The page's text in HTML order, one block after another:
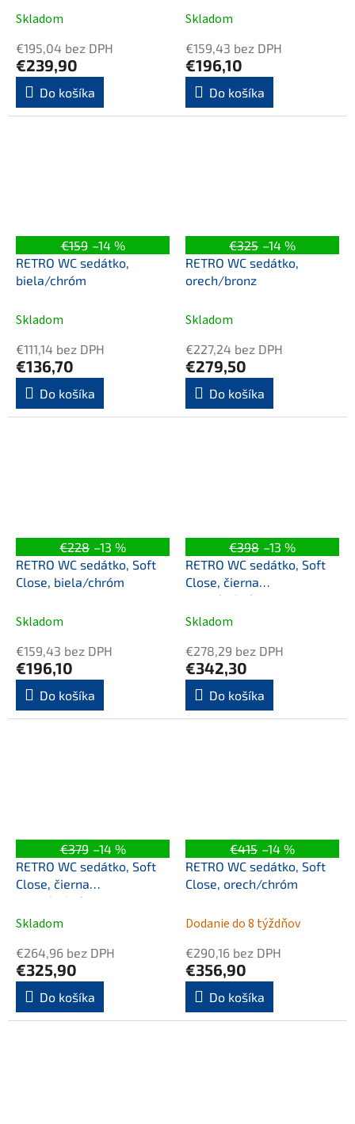
Skladom
€195,04 bez DPH
€239,90
Do košíka
Skladom
€159,43 bez DPH
€196,10
Do košíka
€159 –14 %
RETRO WC sedátko,
biela/chróm
Skladom
€111,14 bez DPH
€136,70
Do košíka
€325 –14 %
RETRO WC sedátko,
orech/bronz
Skladom
€227,24 bez DPH
€279,50
Do košíka
€228 –13 %
RETRO WC sedátko, Soft
Close, biela/chróm
Skladom
€159,43 bez DPH
€196,10
Do košíka
€398 –13 %
RETRO WC sedátko, Soft
Close, čierna
matná/chróm
Skladom
€278,29 bez DPH
€342,30
Do košíka
€379 –14 %
RETRO WC sedátko, Soft
Close, čierna
matná/chróm
Skladom
€264,96 bez DPH
€325,90
Do košíka
€415 –14 %
RETRO WC sedátko, Soft
Close, orech/chróm
Dodanie do 8 týždňov
€290,16 bez DPH
€356,90
Do košíka